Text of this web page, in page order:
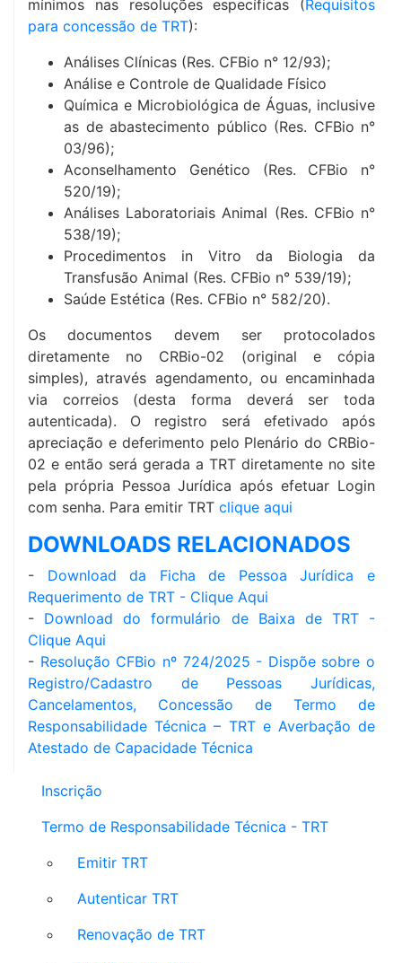
Inscrição
Termo de Responsabilidade Técnica - TRT
Emitir TRT
Autenticar TRT
Renovação de TRT
mínimos nas resoluções específicas ( Requisitos
para concessão de TRT):
Análises Clínicas (Res. CFBio n° 12/93);
Análise e Controle de Qualidade Físico
Química e Microbiológica de Águas, inclusive
as de abastecimento público (Res. CFBio n°
03/96);
Aconselhamento Genético (Res. CFBio n°
520/19);
Análises Laboratoriais Animal (Res. CFBio n°
538/19);
Procedimentos in Vitro da Biologia da
Transfusão Animal (Res. CFBio n° 539/19);
Saúde Estética (Res. CFBio n° 582/20).
Os documentos devem ser protocolados
diretamente no CRBio-02 (original e cópia
simples), através agendamento, ou encaminhada
via correios (desta forma deverá ser toda
autenticada). O registro será efetivado após
apreciação e deferimento pelo Plenário do CRBio-
02 e então será gerada a TRT diretamente no site
pela própria Pessoa Jurídica após efetuar Login
com senha. Para emitir TRT clique aqui
DOWNLOADS RELACIONADOS
- Download da Ficha de Pessoa Jurídica e
Requerimento de TRT - Clique Aqui
- Download do formulário de Baixa de TRT -
Clique Aqui
- Resolução CFBio nº 724/2025 - Dispõe sobre o
Registro/Cadastro de Pessoas Jurídicas,
Cancelamentos, Concessão de Termo de
Responsabilidade Técnica – TRT e Averbação de
Atestado de Capacidade Técnica